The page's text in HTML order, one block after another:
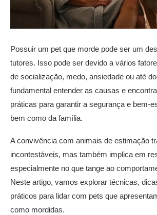
Possuir um pet que morde pode ser um
tutores. Isso pode ser devido a vários
de socialização, medo, ansiedade ou até
fundamental entender as causas e
práticas para garantir a segurança e bem-
bem como da família.
A convivência com animais de estimação
incontestáveis, mas também implica em
especialmente no que tange ao
Neste artigo, vamos explorar técnicas,
práticos para lidar com pets que
como mordidas.